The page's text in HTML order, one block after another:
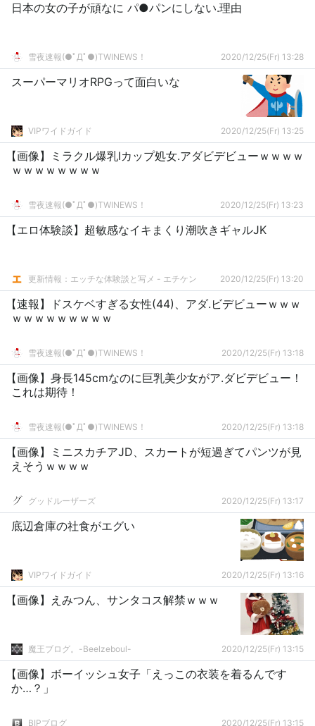
日本の女の子が頑なに パ●パンにしない.理由
雪夜速報(●ﾟДﾟ●)TWINEWS！ 2020/12/25(Fr) 13:28
スーパーマリオRPGって面白いな
VIPワイドガイド 2020/12/25(Fr) 13:25
【画像】ミラクル爆乳Iカップ処女.アダビデビューｗｗｗｗ
ｗｗｗｗｗｗｗｗ
雪夜速報(●ﾟДﾟ●)TWINEWS！ 2020/12/25(Fr) 13:23
【エロ体験談】超敏感なイキまくり潮吹きギャルJK
更新情報：エッチな体験談と写メ - エチケン 2020/12/25(Fr) 13:20
【速報】ドスケベすぎる女性(44)、アダ.ビデビューｗｗｗ
ｗｗｗｗｗｗｗｗｗ
雪夜速報(●ﾟДﾟ●)TWINEWS！ 2020/12/25(Fr) 13:18
【画像】身長145cmなのに巨乳美少女がア.ダビデビュー！
これは期待！
雪夜速報(●ﾟДﾟ●)TWINEWS！ 2020/12/25(Fr) 13:18
【画像】ミニスカチアJD、スカートが短過ぎてパンツが見
えそうｗｗｗｗ
グッドルーザーズ 2020/12/25(Fr) 13:17
底辺倉庫の社食がエグい
VIPワイドガイド 2020/12/25(Fr) 13:16
【画像】えみつん、サンタコス解禁ｗｗｗ
魔王ブログ。-Beelzeboul- 2020/12/25(Fr) 13:15
【画像】ボーイッシュ女子「えっこの衣装を着るんです
か…？」
BIPブログ 2020/12/25(Fr) 13:15